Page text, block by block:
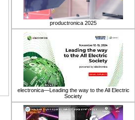
productronica 2025
electronica—Leading the way to the All Electric
Society